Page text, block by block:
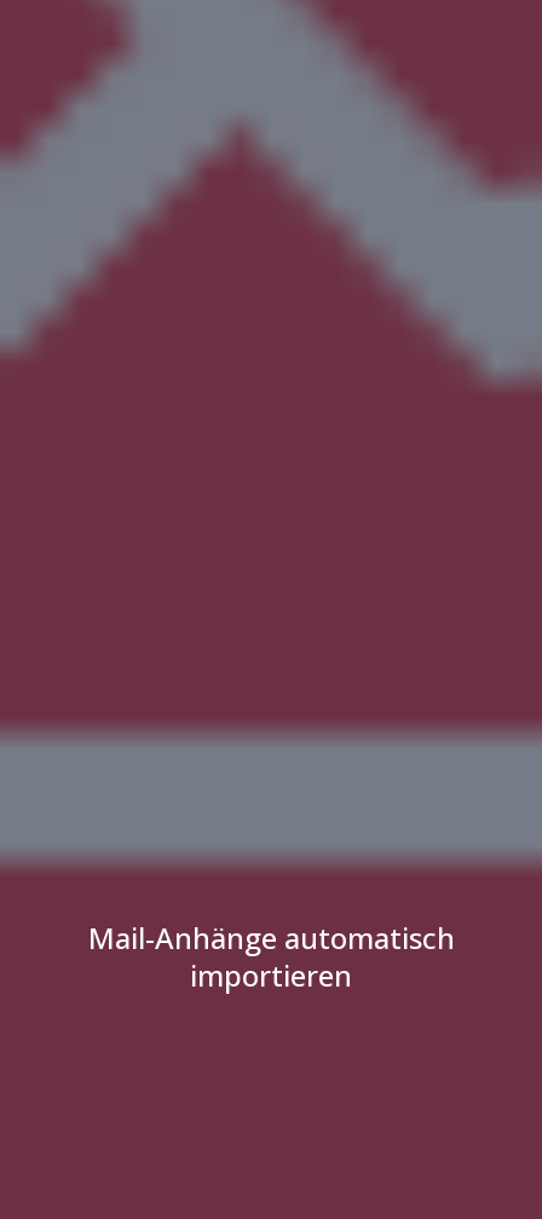
Mail-Anhänge automatisch
importieren